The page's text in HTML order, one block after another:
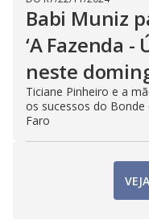
Babi Muniz
‘A Fazenda -
neste
Ticiane Pinheiro e a
os sucessos do
Faro